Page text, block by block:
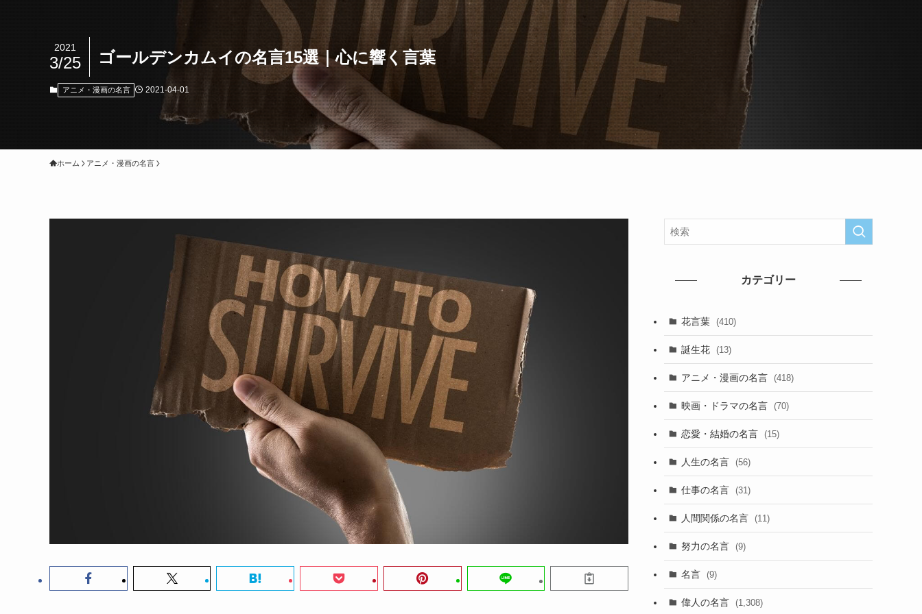
ゴールデンカムイの名言15選｜心に響く言葉
2021
3/25
アニメ・漫画の名言 2021-04-01
ホーム アニメ・漫画の名言
カテゴリー
花言葉 (410)
誕生花 (13)
アニメ・漫画の名言 (418)
映画・ドラマの名言 (70)
恋愛・結婚の名言 (15)
人生の名言 (56)
仕事の名言 (31)
人間関係の名言 (11)
努力の名言 (9)
名言 (9)
偉人の名言 (1,308)